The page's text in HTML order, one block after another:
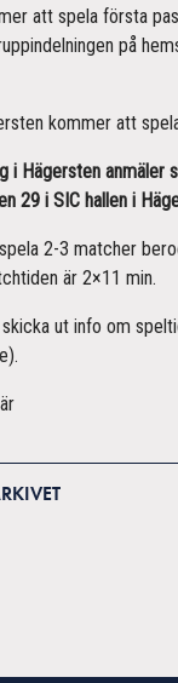
att spela första
på
kommer att
i Hägersten anmäler
29 i SIC hallen i
2-3 matcher
är 2×11 min.
ut info om